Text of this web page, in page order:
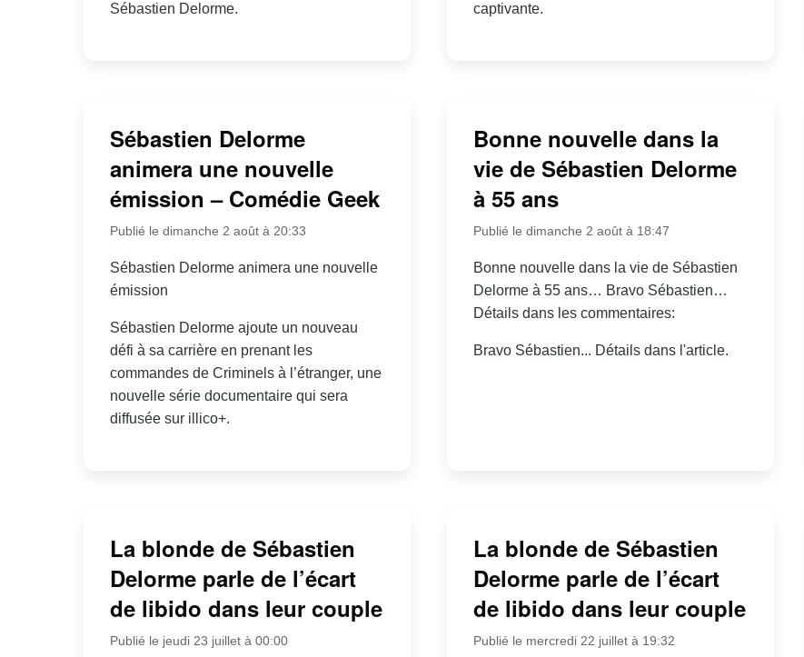
Sébastien Delorme.
captivante.
Sébastien Delorme
animera une nouvelle
émission – Comédie Geek
Publié le dimanche 2 août à 20:33
Sébastien Delorme animera une nouvelle
émission
Sébastien Delorme ajoute un nouveau
défi à sa carrière en prenant les
commandes de Criminels à l’étranger, une
nouvelle série documentaire qui sera
diffusée sur illico+.
Bonne nouvelle dans la
vie de Sébastien Delorme
à 55 ans
Publié le dimanche 2 août à 18:47
Bonne nouvelle dans la vie de Sébastien
Delorme à 55 ans… Bravo Sébastien…
Détails dans les commentaires:
Bravo Sébastien... Détails dans l'article.
La blonde de Sébastien
Delorme parle de l’écart
de libido dans leur couple
Publié le jeudi 23 juillet à 00:00
La blonde de Sébastien
Delorme parle de l’écart
de libido dans leur couple
Publié le mercredi 22 juillet à 19:32